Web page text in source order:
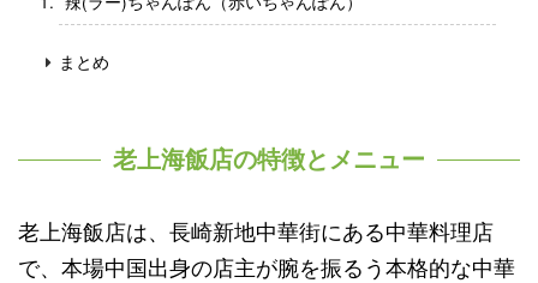
まとめ
老上海飯店の特徴とメニュー
老上海飯店は、長崎新地中華街にある中華料理店
で、本場中国出身の店主が腕を振るう本格的な中華